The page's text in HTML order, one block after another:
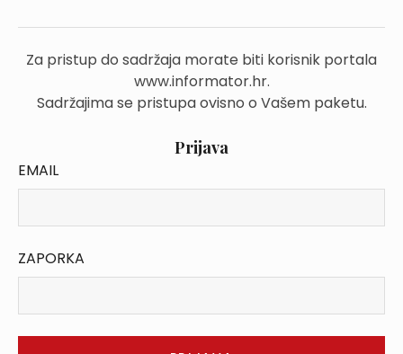
Za pristup do sadržaja morate biti korisnik portala
www.informator.hr.
Sadržajima se pristupa ovisno o Vašem paketu.
Prijava
EMAIL
ZAPORKA